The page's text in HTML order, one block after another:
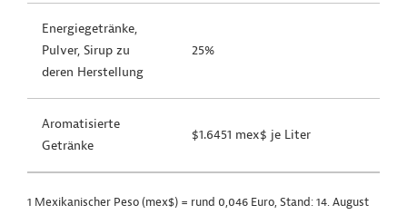
Energiegetränke,
Pulver, Sirup zu
deren Herstellung
25%
Aromatisierte
Getränke
$1.6451 mex$ je Liter
1 Mexikanischer Peso (mex$) = rund 0,046 Euro, Stand: 14. August